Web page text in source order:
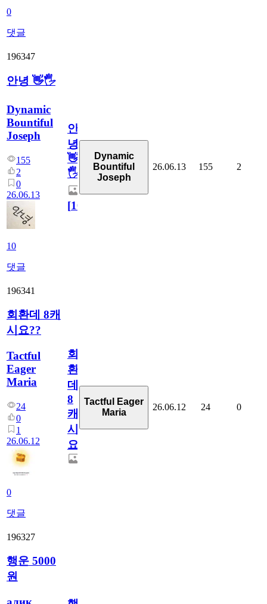
0
댓글
196347
안녕 👋🖐
Dynamic
Bountiful
Joseph
155
2
0
26.06.13
10
댓글
안
녕
👋
🖐
[10
Dynamic
Bountiful
Joseph
26.06.13 155 2
196341
회환데 8캐
시요??
Tactful
Eager
Maria
24
0
1
26.06.12
0
댓글
회
환
데
8
캐
시
요??
Tactful Eager
Maria
26.06.12 24 0
196327
행운 5000
원